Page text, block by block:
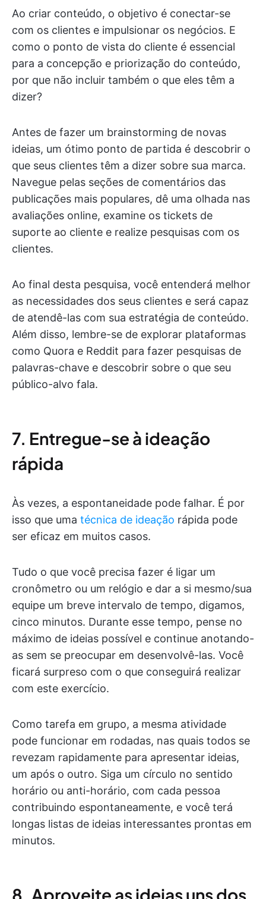
Ao criar conteúdo, o objetivo é conectar-se
com os clientes e impulsionar os negócios. E
como o ponto de vista do cliente é essencial
para a concepção e priorização do conteúdo,
por que não incluir também o que eles têm a
dizer?
Antes de fazer um brainstorming de novas
ideias, um ótimo ponto de partida é descobrir o
que seus clientes têm a dizer sobre sua marca.
Navegue pelas seções de comentários das
publicações mais populares, dê uma olhada nas
avaliações online, examine os tickets de
suporte ao cliente e realize pesquisas com os
clientes.
Ao final desta pesquisa, você entenderá melhor
as necessidades dos seus clientes e será capaz
de atendê-las com sua estratégia de conteúdo.
Além disso, lembre-se de explorar plataformas
como Quora e Reddit para fazer pesquisas de
palavras-chave e descobrir sobre o que seu
público-alvo fala.
7. Entregue-se à ideação
rápida
Às vezes, a espontaneidade pode falhar. É por
isso que uma técnica de ideação rápida pode
ser eficaz em muitos casos.
Tudo o que você precisa fazer é ligar um
cronômetro ou um relógio e dar a si mesmo/sua
equipe um breve intervalo de tempo, digamos,
cinco minutos. Durante esse tempo, pense no
máximo de ideias possível e continue anotando-
as sem se preocupar em desenvolvê-las. Você
ficará surpreso com o que conseguirá realizar
com este exercício.
Como tarefa em grupo, a mesma atividade
pode funcionar em rodadas, nas quais todos se
revezam rapidamente para apresentar ideias,
um após o outro. Siga um círculo no sentido
horário ou anti-horário, com cada pessoa
contribuindo espontaneamente, e você terá
longas listas de ideias interessantes prontas em
minutos.
8. Aproveite as ideias uns dos